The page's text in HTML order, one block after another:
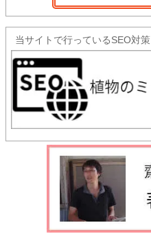
当サイトで行っているSEO対策